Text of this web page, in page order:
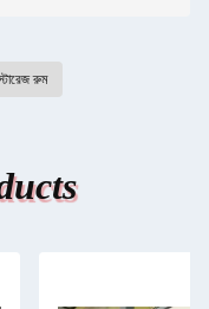
রুম